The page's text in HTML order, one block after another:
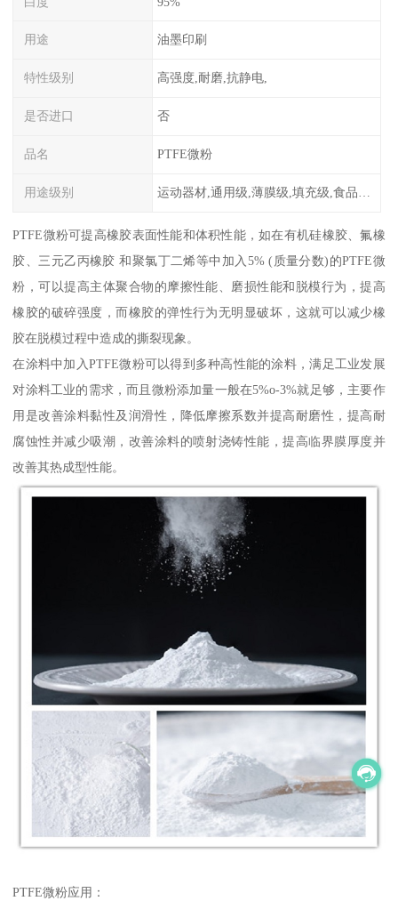
用途 油墨印刷
特性级别 高强度,耐磨,抗静电,
是否进口 否
品名 PTFE微粉
用途级别
PTFE微粉可提高橡胶表面性能和体积性能，如在有机硅橡胶、氟橡
胶、三元乙丙橡胶 和聚氯丁二烯等中加入5% (质量分数)的PTFE微
粉，可以提高主体聚合物的摩擦性能、磨损性能和脱模行为，提高
橡胶的破碎强度，而橡胶的弹性行为无明显破坏，这就可以减少橡
胶在脱模过程中造成的撕裂现象。
在涂料中加入PTFE微粉可以得到多种高性能的涂料，满足工业发展
对涂料工业的需求，而且微粉添加量一般在5%o-3%就足够，主要作
用是改善涂料黏性及润滑性，降低摩擦系数并提高耐磨性，提高耐
腐蚀性并减少吸潮，改善涂料的喷射浇铸性能，提高临界膜厚度并
改善其热成型性能。
PTFE微粉应用：